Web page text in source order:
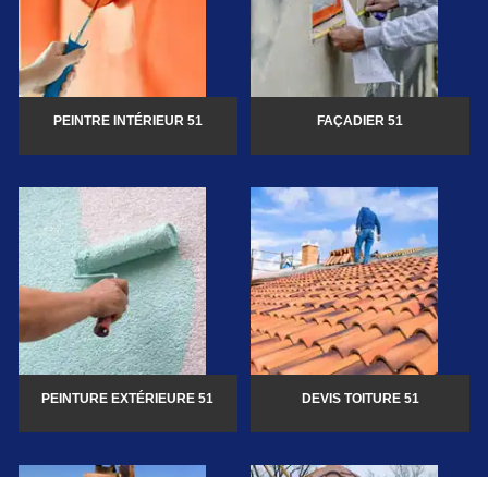
PEINTRE INTÉRIEUR 51 FAÇADIER 51
PEINTURE EXTÉRIEURE 51 DEVIS TOITURE 51